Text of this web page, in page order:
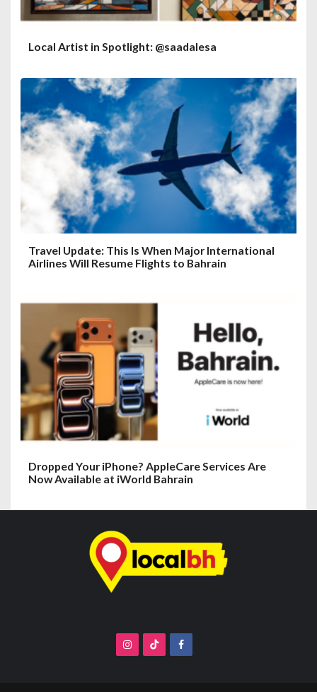
Local Artist in Spotlight: @saadalesa
Travel Update: This Is When Major International
Airlines Will Resume Flights to Bahrain
Dropped Your iPhone? AppleCare Services Are
Now Available at iWorld Bahrain